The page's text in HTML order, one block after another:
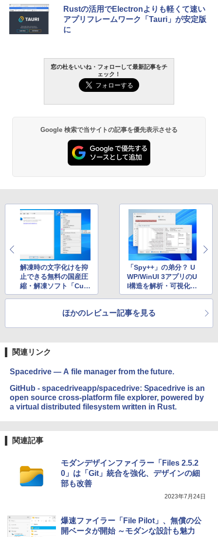
Amazon Kindle - 目に優しい、かさばら
ない、大きな画面で読みやすい、6週間持
続バッテリー、6インチディスプレイ電子
￥16,980
Kindle Paperwhite シグニチャーエディ
ション (32GB) 7インチディスプレイ、明
ブラック
Amazon Kindle Paperwhite (16GB) 7イ
￥22,980
Amazon Kindle Colorsoft | 16GBストレ
ージ、防水、7インチカラーディスプレ
イ、色調調節ライト、最大8週間持続バッ
テリー、広告無し、ブラック (2025年発
売)
￥31,980
New Amazon Kindle Scribe Colorsoft |
レージ、ノート機能搭載、明るさ自動調
Rustの活用でElectronよりも軽くて速い
アプリフレームワーク「Tauri」が安定版
に
窓の杜をいいね・フォローして最新記事をチ
ェック！
Google 検索で当サイトの記事を優先表示させる
解凍時の文字化けを抑
止できる無料の国産圧
縮・解凍ソフト「Cub
eICE」のおススメ設定
「Spy++」の弟分？ U
WP/WinUI 3アプリのU
I構造を解析・可視化す
る「UWPSpy」
ほかのレビュー記事を見る
関連リンク
Spacedrive — A file manager from the future.
GitHub - spacedriveapp/spacedrive: Spacedrive is an
open source cross-platform file explorer, powered by
a virtual distributed filesystem written in Rust.
関連記事
モダンデザインファイラー「Files 2.5.2
0」は「Git」統合を強化、デザインの細
部も改善
2023年7月24日
爆速ファイラー「File Pilot」、無償の公
開ベータが開始 ～モダンな設計も魅力